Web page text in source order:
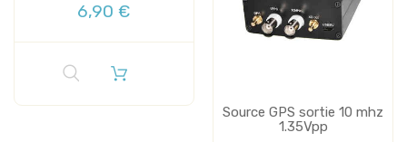
6,90 €
Source GPS sortie 10 mhz
1.35Vpp